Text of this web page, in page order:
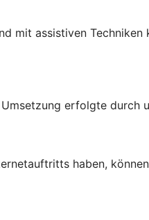
mit assistiven
erfolgte durch
haben,